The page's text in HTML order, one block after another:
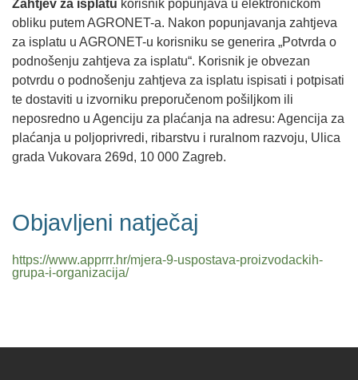
Zahtjev za isplatu korisnik popunjava u elektroničkom
obliku putem AGRONET-a. Nakon popunjavanja zahtjeva
za isplatu u AGRONET-u korisniku se generira „Potvrda o
podnošenju zahtjeva za isplatu“. Korisnik je obvezan
potvrdu o podnošenju zahtjeva za isplatu ispisati i potpisati
te dostaviti u izvorniku preporučenom pošiljkom ili
neposredno u Agenciju za plaćanja na adresu: Agencija za
plaćanja u poljoprivredi, ribarstvu i ruralnom razvoju, Ulica
grada Vukovara 269d, 10 000 Zagreb.
Objavljeni natječaj
https://www.apprrr.hr/mjera-9-uspostava-proizvodackih-
grupa-i-organizacija/